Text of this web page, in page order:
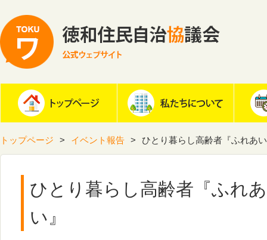
トップページ イベント報告 ひとり暮らし高齢者『ふれあ
ひとり暮らし高齢者『ふれ
い』